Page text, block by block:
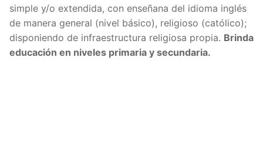
simple y/o extendida, con enseñana del idioma inglés
de manera general (nivel básico), religioso (católico);
disponiendo de infraestructura religiosa propia. Brinda
educación en niveles primaria y secundaria.